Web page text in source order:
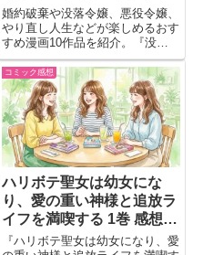
婚約破棄や没落令嬢、悪役令嬢、
やり直し人生などが楽しめるおす
すめ漫画10作品を紹介。『没落
令嬢の悪党賛歌』『オリヴィア嬢
は愛されると死ぬ』『クソゲー悪
役令嬢』など、恋愛・逆転・溺
愛・異世界ファンタジーの見どこ
ろをネタバレを抑えて紹介しま
す。
コミック感想
ハリボテ聖女は幼女にな
り、愛の重い神様と追放ラ
イフを満喫する 1巻 感想
ネタバレ 見どころ｜追放
『ハリボテ聖女は幼女になり、愛